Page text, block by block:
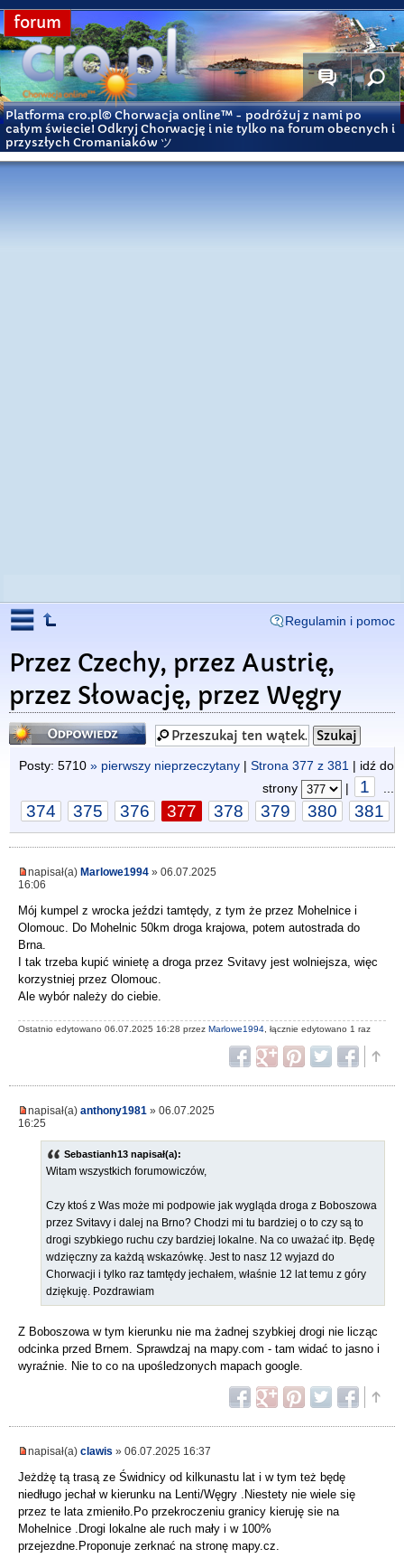
forum
Platforma cro.pl© Chorwacja online™ - podróżuj z nami po
całym świecie! Odkryj Chorwację i nie tylko na forum obecnych i
przyszłych Cromaniaków ツ
Regulamin i pomoc
Przez Czechy, przez Austrię,
przez Słowację, przez Węgry
Odpowiedz
Posty: 5710 » pierwszy nieprzeczytany | Strona 377 z 381 | idź do
strony
| 1
374 375 376 377 378 379 380 381
napisał(a) Marlowe1994 » 06.07.2025
16:06
Mój kumpel z wrocka jeździ tamtędy, z tym że przez Mohelnice i
Olomouc. Do Mohelnic 50km droga krajowa, potem autostrada do
Brna.
I tak trzeba kupić winietę a droga przez Svitavy jest wolniejsza, więc
korzystniej przez Olomouc.
Ale wybór należy do ciebie.
Ostatnio edytowano 06.07.2025 16:28 przez Marlowe1994 , łącznie edytowano 1 raz
napisał(a) anthony1981 » 06.07.2025
16:25
Sebastianh13 napisał(a):
Witam wszystkich forumowiczów,
Czy ktoś z Was może mi podpowie jak wygląda droga z Boboszowa
przez Svitavy i dalej na Brno? Chodzi mi tu bardziej o to czy są to
drogi szybkiego ruchu czy bardziej lokalne. Na co uważać itp. Będę
wdzięczny za każdą wskazówkę. Jest to nasz 12 wyjazd do
Chorwacji i tylko raz tamtędy jechałem, właśnie 12 lat temu z góry
dziękuję. Pozdrawiam
Z Boboszowa w tym kierunku nie ma żadnej szybkiej drogi nie licząc
odcinka przed Brnem. Sprawdzaj na mapy.com - tam widać to jasno i
wyraźnie. Nie to co na upośledzonych mapach google.
napisał(a) clawis » 06.07.2025 16:37
Jeżdżę tą trasą ze Świdnicy od kilkunastu lat i w tym też będę
niedługo jechał w kierunku na Lenti/Węgry .Niestety nie wiele się
przez te lata zmieniło.Po przekroczeniu granicy kieruję sie na
Mohelnice .Drogi lokalne ale ruch mały i w 100%
przejezdne.Proponuje zerknać na stronę mapy.cz.